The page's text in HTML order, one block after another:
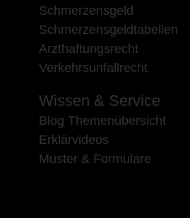
Schmerzensgeld
Schmerzensgeldtabellen
Arzthaftungsrecht
Verkehrsunfallrecht
Wissen & Service
Blog Themenübersicht
Erklärvideos
Muster & Formulare